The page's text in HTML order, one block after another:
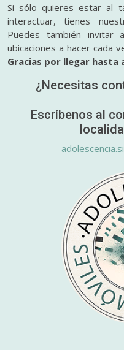
Si sólo quieres estar al
interactuar, tienes
Puedes también invitar
ubicaciones a hacer cada
Gracias por llegar hasta
¿Necesitas
Escríbenos al